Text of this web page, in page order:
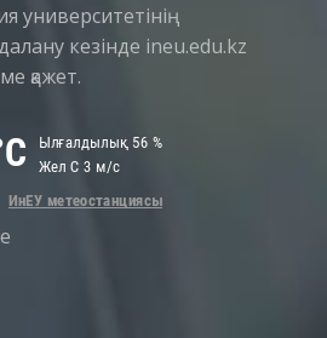
университетінің
кезінде ineu.edu.kz
қажет.